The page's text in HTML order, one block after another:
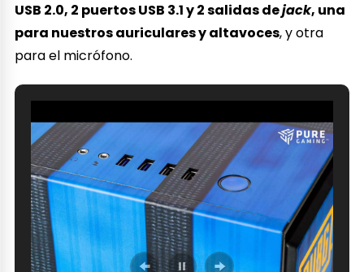
USB 2.0, 2 puertos USB 3.1 y 2 salidas dejack, una
para nuestros auriculares y altavoces, y otra
para el micrófono.